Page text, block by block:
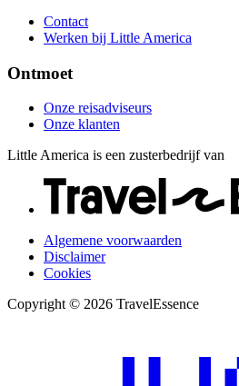
Contact
Werken bij Little America
Ontmoet
Onze reisadviseurs
Onze klanten
Little America is een zusterbedrijf van
Algemene voorwaarden
Disclaimer
Cookies
Copyright © 2026 TravelEssence